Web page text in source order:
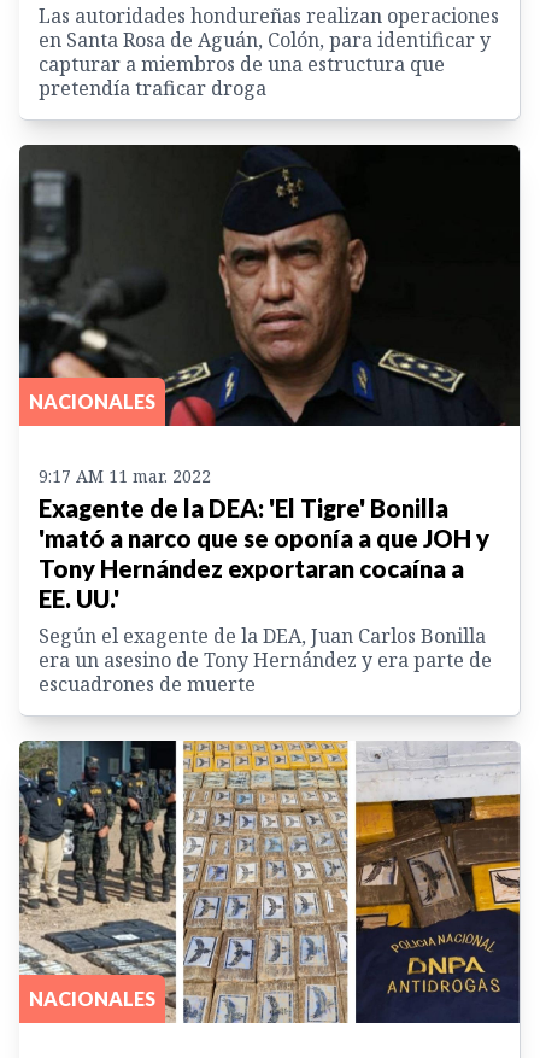
Las autoridades hondureñas realizan operaciones
en Santa Rosa de Aguán, Colón, para identificar y
capturar a miembros de una estructura que
pretendía traficar droga
NACIONALES
9:17 AM 11 mar. 2022
Exagente de la DEA: 'El Tigre' Bonilla
'mató a narco que se oponía a que JOH y
Tony Hernández exportaran cocaína a
EE. UU.'
Según el exagente de la DEA, Juan Carlos Bonilla
era un asesino de Tony Hernández y era parte de
escuadrones de muerte
NACIONALES